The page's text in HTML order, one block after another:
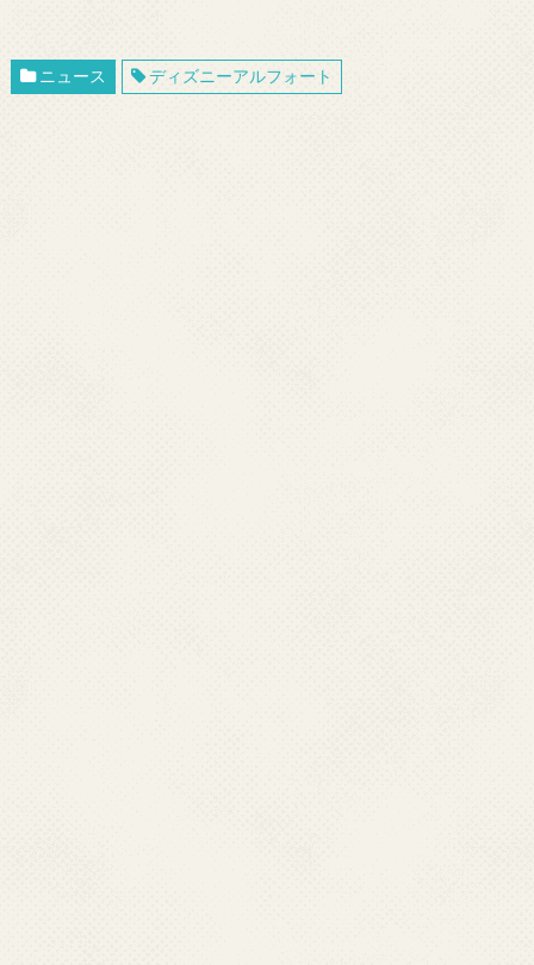
ニュース ディズニーアルフォート